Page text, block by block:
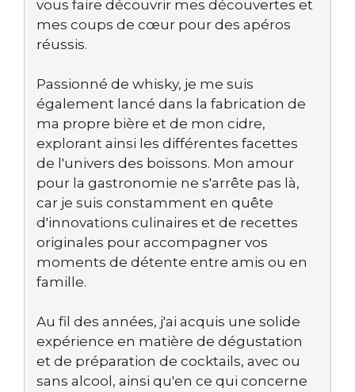
vous faire découvrir mes découvertes et
mes coups de cœur pour des apéros
réussis.
Passionné de whisky, je me suis
également lancé dans la fabrication de
ma propre bière et de mon cidre,
explorant ainsi les différentes facettes
de l'univers des boissons. Mon amour
pour la gastronomie ne s'arrête pas là,
car je suis constamment en quête
d'innovations culinaires et de recettes
originales pour accompagner vos
moments de détente entre amis ou en
famille.
Au fil des années, j'ai acquis une solide
expérience en matière de dégustation
et de préparation de cocktails, avec ou
sans alcool, ainsi qu'en ce qui concerne